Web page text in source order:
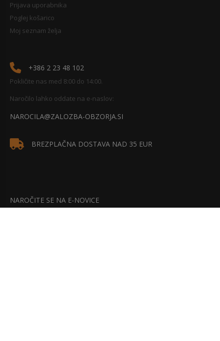
Prijava uporabnika
Poglej košarico
Moj seznam želja
+386 2 23 48 102
Pokličite nas med 8:00 do 14:00.
Naročilo lahko oddate na e-naslov:
NAROCILA@ZALOZBA-OBZORJA.SI
BREZPLAČNA DOSTAVA NAD 35 EUR
NAROČITE SE NA E-NOVICE